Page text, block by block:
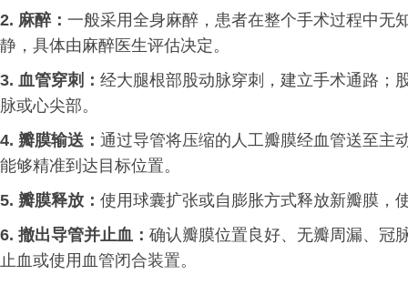
2. 麻醉： 一般采用全身麻醉，患者在整个手术过程中无
静，具体由麻醉医生评估决定。
3. 血管穿刺： 经大腿根部股动脉穿刺，建立手术通路；
脉或心尖部。
4. 瓣膜输送： 通过导管将压缩的人工瓣膜经血管送至主
能够精准到达目标位置。
5. 瓣膜释放： 使用球囊扩张或自膨胀方式释放新瓣膜，
6. 撤出导管并止血： 确认瓣膜位置良好、无瓣周漏、冠
止血或使用血管闭合装置。